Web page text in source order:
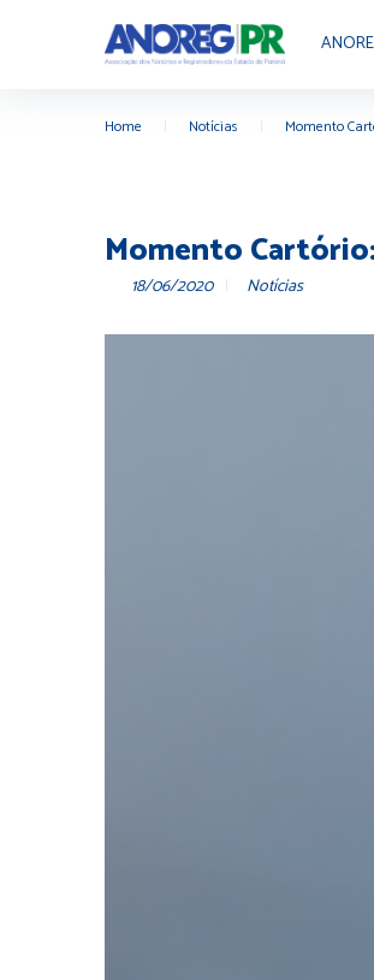
Home Notícias Momento
Momento
18/06/2020 Notícias